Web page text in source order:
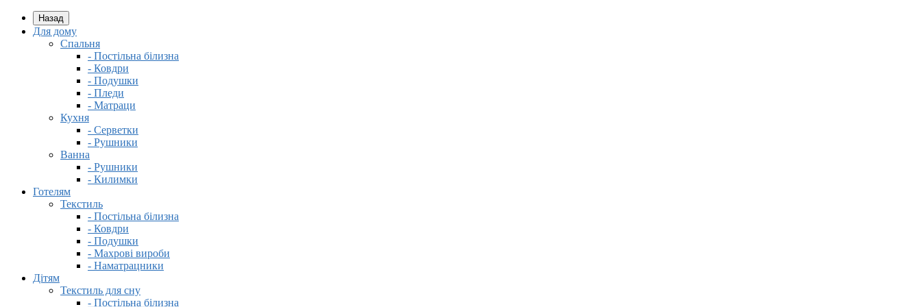
Назад
Для дому
Спальня
- Постільна білизна
- Ковдри
- Подушки
- Пледи
- Матраци
Кухня
- Серветки
- Рушники
Ванна
- Рушники
- Килимки
Готелям
Текстиль
- Постільна білизна
- Ковдри
- Подушки
- Махрові вироби
- Наматрацники
Дітям
Текстиль для сну
- Постільна білизна